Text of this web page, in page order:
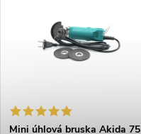
í
Abecedně
s
Mini úhlová bruska Akida 75